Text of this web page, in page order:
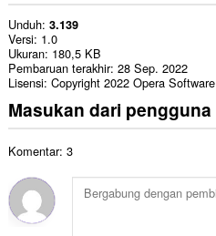
Unduh 3.139
Versi 1.0
Ukuran 180,5 KB
Pembaruan terakhir 28 Sep. 2022
Lisensi Copyright 2022 Opera Software
Masukan dari pengguna
Komentar: 3